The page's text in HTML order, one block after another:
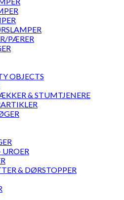
PÆRER
OBJECTS
& STUMTJENERE
& DØRSTOPPER